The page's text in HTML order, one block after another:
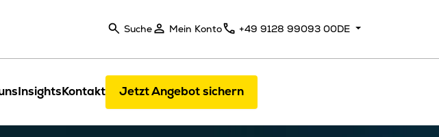
Suche Mein Konto +49 9128 99093 00DE
InsightsKontakt Jetzt Angebot sichern